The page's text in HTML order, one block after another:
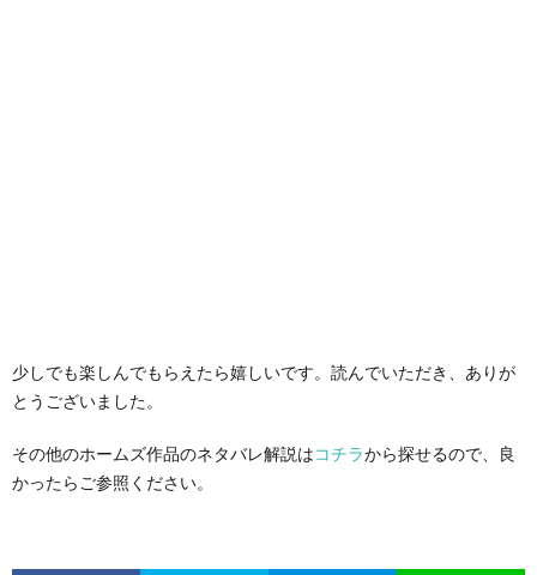
少しでも楽しんでもらえたら嬉しいです。読んでいただき、ありが
とうございました。
その他のホームズ作品のネタバレ解説はコチラから探せるので、良
かったらご参照ください。